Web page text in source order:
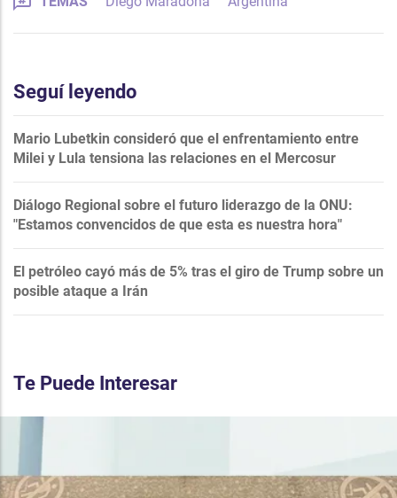
Seguí leyendo
Mario Lubetkin consideró que el enfrentamiento entre
Milei y Lula tensiona las relaciones en el Mercosur
Diálogo Regional sobre el futuro liderazgo de la ONU:
"Estamos convencidos de que esta es nuestra hora"
El petróleo cayó más de 5% tras el giro de Trump sobre un
posible ataque a Irán
Te Puede Interesar